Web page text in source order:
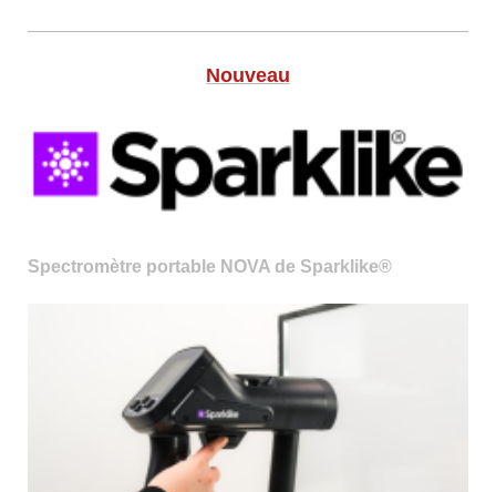
Nouveau
Spectromètre portable NOVA de Sparklike®